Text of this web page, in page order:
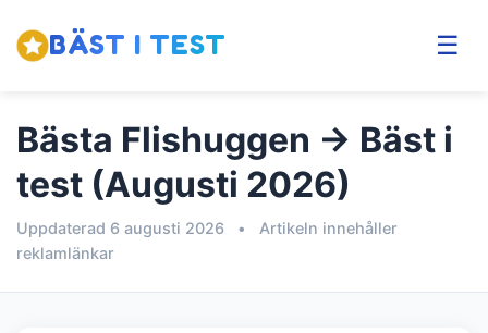
BÄST I TEST ☰
Bästa Flishuggen → Bäst i
test (Augusti 2026)
Uppdaterad 6 augusti 2026 •
Artikeln innehåller
reklamlänkar